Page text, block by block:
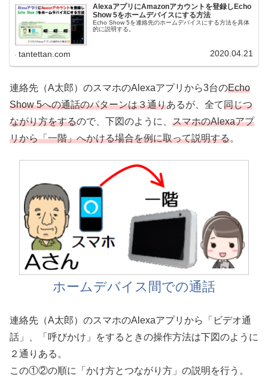
AlexaアプリにAmazonアカウントを登録しEcho
Show 5をホームデバイスにする方法
Echo Show 5を連絡先のホームデバイスにする方法を具体
的に説明する。
tantettan.com 2020.04.21
連絡先（A太郎）のスマホのAlexaアプリから3台のEcho
Show 5への通話のパターンは３通りあるが、全て同じつ
ながり方をするので、下図のように、 スマホのAlexaアプ
リから「一階」へかける場合を例に取って説明する。
ホームデバイス間での通話
連絡先（A太郎）のスマホのAlexaアプリから「ビデオ通
話」、「呼びかけ」をするときの操作方法は下図のように
２通りある。
この①②の順に「かけ方とつながり方」の説明を行う。